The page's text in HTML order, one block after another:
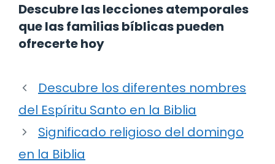
Descubre las lecciones atemporales
que las familias bíblicas pueden
ofrecerte hoy
Descubre los diferentes nombres
del Espíritu Santo en la Biblia
Significado religioso del domingo
en la Biblia